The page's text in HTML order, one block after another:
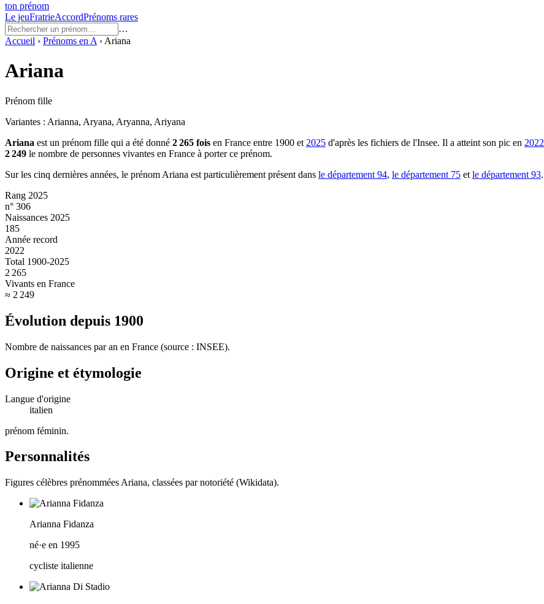
ton prénom
Le jeuFratrieAccordPrénoms rares
…
Accueil › Prénoms en A › Ariana
Ariana
Prénom fille
Variantes : Arianna, Aryana, Aryanna, Ariyana
Ariana est un prénom fille qui a été donné 2 265 fois en France entre 1900 et 2025 d'après les fichiers de l'Insee. Il a atteint son pic en 2022
2 249 le nombre de personnes vivantes en France à porter ce prénom.
Sur les cinq dernières années, le prénom Ariana est particulièrement présent dans le département 94, le département 75 et le département 93.
Rang 2025
n° 306
Naissances 2025
185
Année record
2022
Total 1900-2025
2 265
Vivants en France
≈ 2 249
Évolution depuis 1900
Nombre de naissances par an en France (source : INSEE).
Origine et étymologie
Langue d'origine
italien
prénom féminin.
Personnalités
Figures célèbres prénommées Ariana, classées par notoriété (Wikidata).
Arianna Fidanza
né·e en 1995
cycliste italienne